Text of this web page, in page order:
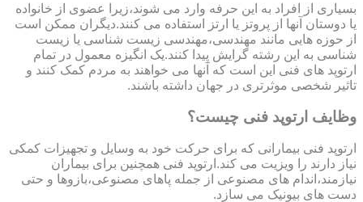
بسیاری از افراد به این حرفه وارد می شوند،زیرا عضوی از خانواده
یا دوستان آنها از پروتز یا ارتز استفاده می کنند.دیگران ممکن است
از حوزه هایی مانند مهندسی،مهندسی زیست شناسی یا زیست
شناسی به این رشته گرایش پیدا کنند.یک انگیزه معمول در تمام
ارتوپد های فنی این است که آنها می خواهند به مردم کمک کنند و
تاثیر شخصی موثرتری در جهان داشته باشند.
وظایف ارتوپد فنی چیست؟
ارتوپد فنی بیمارانی که برای حرکت خود به وسایل و تجهیزات کمکی
نیاز دارند را ویزیت می کند.ارتوپد فنی همچنین برای بیماران
نیازمند،اندام های مصنوعی از جمله پاهای مصنوعی،بازوها و حتی
دست های بیونیک می سازد.